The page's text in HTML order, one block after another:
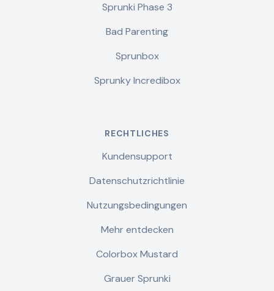
Sprunki Phase 3
Bad Parenting
Sprunbox
Sprunky Incredibox
RECHTLICHES
Kundensupport
Datenschutzrichtlinie
Nutzungsbedingungen
Mehr entdecken
Colorbox Mustard
Grauer Sprunki